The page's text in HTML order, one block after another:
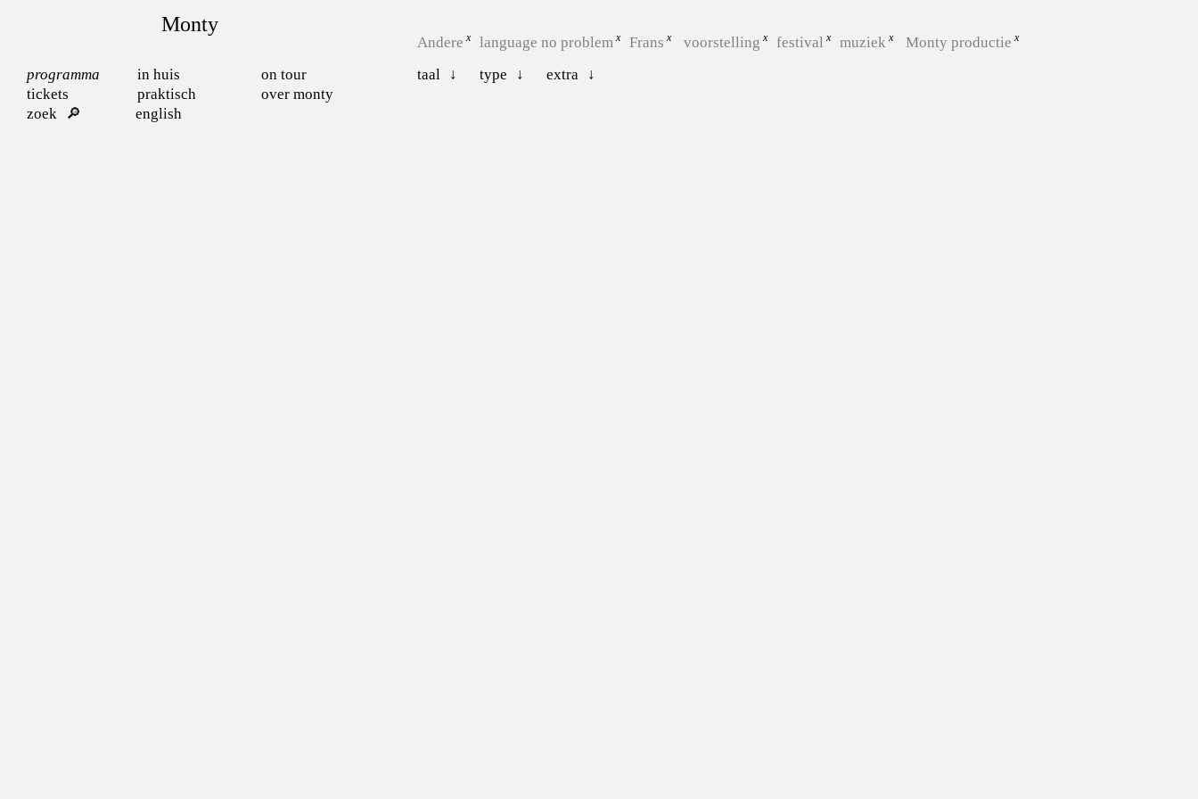
Monty
programma in huis
on tour
tickets
praktisch
over monty
zoek
english
Andere language no problem Frans voorstelling festival muziek
Monty productie
taal
type extra